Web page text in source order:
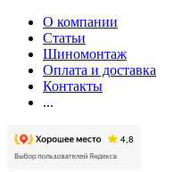
О компании
Статьи
Шиномонтаж
Оплата и доставка
Контакты
...